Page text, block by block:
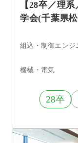
【28卒／理
学会(千葉県
組込・制御エンジ
機械・電気
28卒